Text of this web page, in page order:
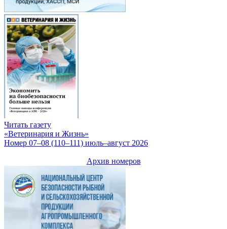
Читать газету
«Ветеринария и Жизнь»
Номер 07–08 (110–111) июль–август 2026
Архив номеров